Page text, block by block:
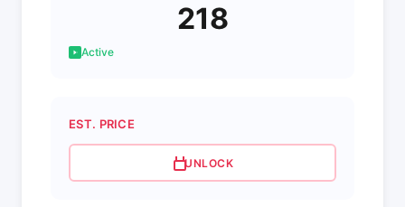
218
Active
EST. PRICE
UNLOCK